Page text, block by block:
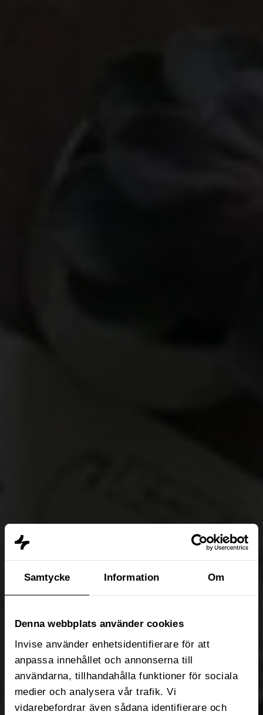
Samtycke Information Om
Denna webbplats använder cookies
Invise använder enhetsidentifierare för att
anpassa innehållet och annonserna till
användarna, tillhandahålla funktioner för sociala
medier och analysera vår trafik. Vi
vidarebefordrar även sådana identifierare och